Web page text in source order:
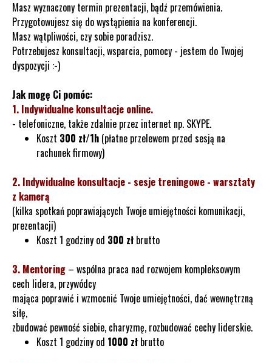
Masz wyznaczony termin prezentacji, bądź przemówienia.
Przygotowujesz się do wystąpienia na konferencji.
Masz wątpliwości, czy sobie poradzisz.
Potrzebujesz konsultacji, wsparcia, pomocy - jestem do Twojej
dyspozycji :-)
Jak mogę Ci pomóc:
1. Indywidualne konsultacje online.
- telefoniczne, także zdalnie przez internet np. SKYPE.
Koszt 300 zł/1h (płatne przelewem przed sesją na
rachunek firmowy)
2. Indywidualne konsultacje - sesje treningowe - warsztaty
z kamerą
(kilka spotkań poprawiających Twoje umiejętności komunikacji,
prezentacji)
Koszt 1 godziny od 300 zł brutto
3. Mentoring – wspólna praca nad rozwojem kompleksowym
cech lidera, przywódcy
mająca poprawić i wzmocnić Twoje umiejętności, dać wewnętrzną
siłę,
zbudować pewność siebie, charyzmę, rozbudować cechy liderskie.
Koszt 1 godziny od 1000 zł brutto